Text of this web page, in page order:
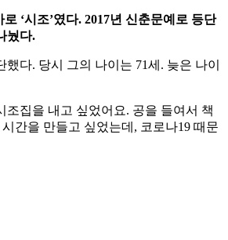
‘시조’였다. 2017년 신춘문예로 등단
눴다.
다. 당시 그의 나이는 71세. 늦은 나이
집을 내고 싶었어요. 공을 들여서 책
간을 만들고 싶었는데, 코로나19 때문